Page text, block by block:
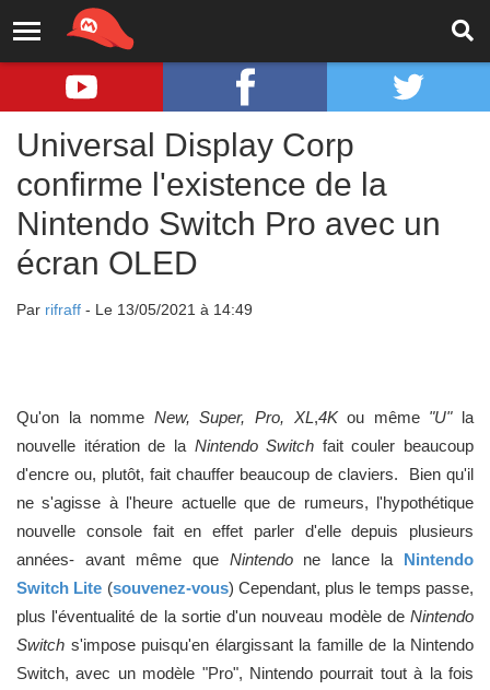
Universal Display Corp
confirme l'existence de la
Nintendo Switch Pro avec un
écran OLED
Par rifraff - Le 13/05/2021 à 14:49
Qu'on la nomme New, Super, Pro, XL,4Kou même"U"la
nouvelle itération de la Nintendo Switch fait couler beaucoup
d'encre ou, plutôt, fait chauffer beaucoup de claviers. Bien qu'il
ne s'agisse à l'heure actuelle que de rumeurs, l'hypothétique
nouvelle console fait en effet parler d'elle depuis plusieurs
années- avant même que Nintendo ne lance la Nintendo
Switch Lite (souvenez-vous) Cependant, plus le temps passe,
plus l'éventualité de la sortie d'un nouveau modèle de Nintendo
Switch s'impose puisqu'en élargissant la famille de la Nintendo
Switch, avec un modèle "Pro", Nintendo pourrait tout à la fois